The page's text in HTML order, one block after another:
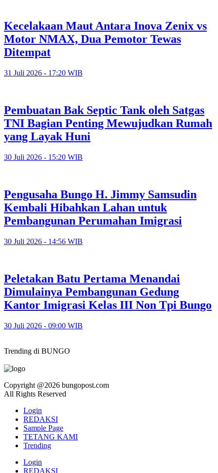
Kecelakaan Maut Antara Inova Zenix vs
Motor NMAX, Dua Pemotor Tewas
Ditempat
31 Juli 2026 - 17:20 WIB
Pembuatan Bak Septic Tank oleh Satgas
TNI Bagian Penting Mewujudkan Rumah
yang Layak Huni
30 Juli 2026 - 15:20 WIB
Pengusaha Bungo H. Jimmy Samsudin
Kembali Hibahkan Lahan untuk
Pembangunan Perumahan Imigrasi
30 Juli 2026 - 14:56 WIB
Peletakan Batu Pertama Menandai
Dimulainya Pembangunan Gedung
Kantor Imigrasi Kelas III Non Tpi Bungo
30 Juli 2026 - 09:00 WIB
Trending di BUNGO
Copyright @2026 bungopost.com
All Rights Reserved
Login
REDAKSI
Sample Page
TETANG KAMI
Trending
Login
REDAKSI